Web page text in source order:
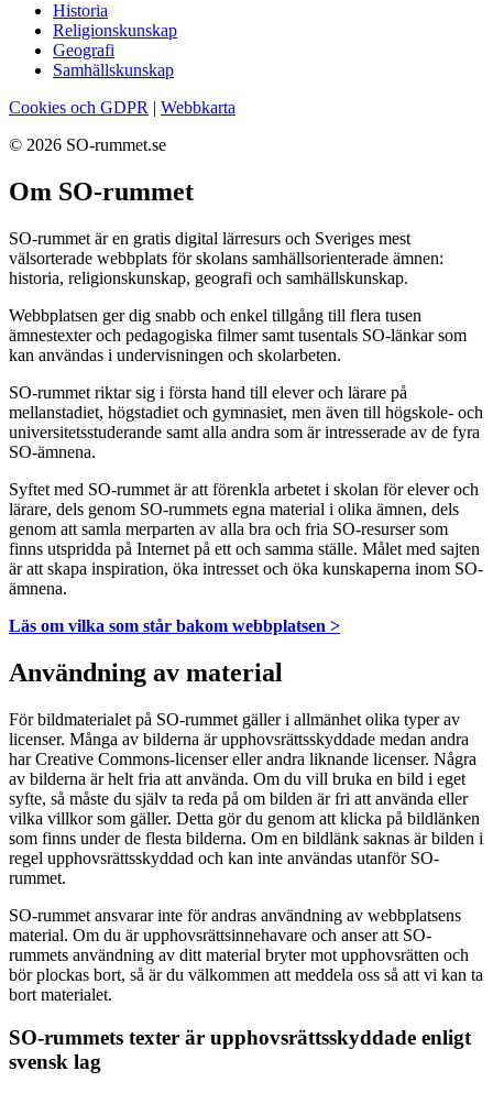
Historia
Religionskunskap
Geografi
Samhällskunskap
Cookies och GDPR | Webbkarta
© 2026 SO-rummet.se
Om SO-rummet
SO-rummet är en gratis digital lärresurs och Sveriges mest
välsorterade webbplats för skolans samhällsorienterade ämnen:
historia, religionskunskap, geografi och samhällskunskap.
Webbplatsen ger dig snabb och enkel tillgång till flera tusen
ämnestexter och pedagogiska filmer samt tusentals SO-länkar som
kan användas i undervisningen och skolarbeten.
SO-rummet riktar sig i första hand till elever och lärare på
mellanstadiet, högstadiet och gymnasiet, men även till högskole- och
universitetsstuderande samt alla andra som är intresserade av de fyra
SO-ämnena.
Syftet med SO-rummet är att förenkla arbetet i skolan för elever och
lärare, dels genom SO-rummets egna material i olika ämnen, dels
genom att samla merparten av alla bra och fria SO-resurser som
finns utspridda på Internet på ett och samma ställe. Målet med sajten
är att skapa inspiration, öka intresset och öka kunskaperna inom SO-
ämnena.
Läs om vilka som står bakom webbplatsen >
Användning av material
För bildmaterialet på SO-rummet gäller i allmänhet olika typer av
licenser. Många av bilderna är upphovsrättsskyddade medan andra
har Creative Commons-licenser eller andra liknande licenser. Några
av bilderna är helt fria att använda. Om du vill bruka en bild i eget
syfte, så måste du själv ta reda på om bilden är fri att använda eller
vilka villkor som gäller. Detta gör du genom att klicka på bildlänken
som finns under de flesta bilderna. Om en bildlänk saknas är bilden i
regel upphovsrättsskyddad och kan inte användas utanför SO-
rummet.
SO-rummet ansvarar inte för andras användning av webbplatsens
material. Om du är upphovsrättsinnehavare och anser att SO-
rummets användning av ditt material bryter mot upphovsrätten och
bör plockas bort, så är du välkommen att meddela oss så att vi kan ta
bort materialet.
SO-rummets texter är upphovsrättsskyddade enligt
svensk lag